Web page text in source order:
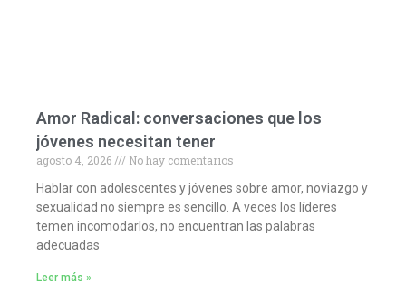
Amor Radical: conversaciones que los
jóvenes necesitan tener
agosto 4, 2026
No hay comentarios
Hablar con adolescentes y jóvenes sobre amor, noviazgo y
sexualidad no siempre es sencillo. A veces los líderes
temen incomodarlos, no encuentran las palabras
adecuadas
Leer más »